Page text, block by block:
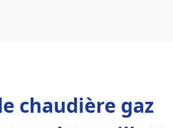
chaudière gaz